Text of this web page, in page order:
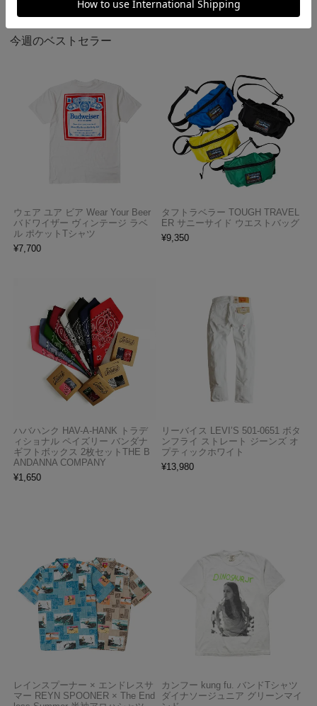
¥6,990
今週のベストセラー
ウェア ユア ビア Wear Your Beer
バドワイザー ヴィンテージ ラベ
ル ポケットTシャツ
¥7,700
タフトラベラー TOUGH TRAVEL
ER サニーサイド ウエストバッグ
¥9,350
ハバハンク HAV-A-HANK トラデ
ィショナル ペイズリー バンダナ
ギフトボックス 2枚セットTHE B
ANDANNA COMPANY
¥1,650
リーバイス LEVI’S 501-0651 ボタ
ンフライ ストレート ジーンズ オ
プティックホワイト
¥13,980
レインスプーナー × エンドレスサ
マー REYN SPOONER × The End
カンフー kung fu. バンドTシャツ
ダイナソージュニア グリーンマイ